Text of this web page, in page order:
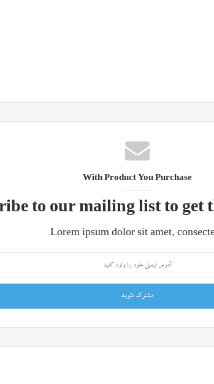
With Product You Purchase
to our mailing list to get
Lorem ipsum dolor sit amet,